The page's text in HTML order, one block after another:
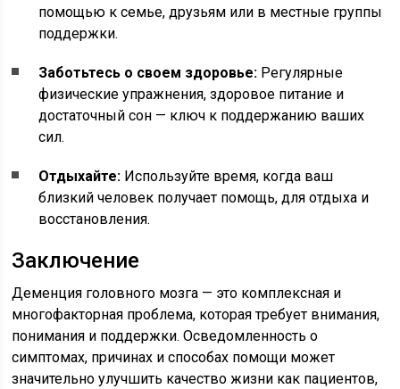
помощью к семье, друзьям или в местные группы
поддержки.
Заботьтесь о своем здоровье: Регулярные
физические упражнения, здоровое питание и
достаточный сон — ключ к поддержанию ваших
сил.
Отдыхайте: Используйте время, когда ваш
близкий человек получает помощь, для отдыха и
восстановления.
Заключение
Деменция головного мозга — это комплексная и
многофакторная проблема, которая требует внимания,
понимания и поддержки. Осведомленность о
симптомах, причинах и способах помощи может
значительно улучшить качество жизни как пациентов,